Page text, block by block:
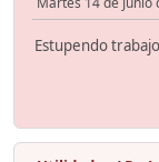
Estupendo